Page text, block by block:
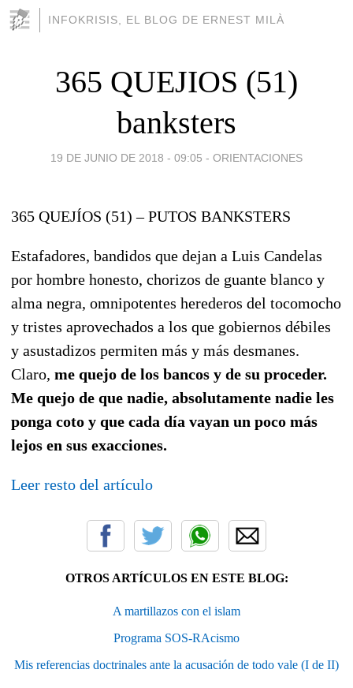
INFOKRISIS, EL BLOG DE ERNEST MILÀ
365 QUEJIOS (51)
banksters
19 DE JUNIO DE 2018 - 09:05 - ORIENTACIONES
365 QUEJÍOS (51) – PUTOS BANKSTERS
Estafadores, bandidos que dejan a Luis Candelas
por hombre honesto, chorizos de guante blanco y
alma negra, omnipotentes herederos del tocomocho
y tristes aprovechados a los que gobiernos débiles
y asustadizos permiten más y más desmanes.
Claro, me quejo de los bancos y de su proceder.
Me quejo de que nadie, absolutamente nadie les
ponga coto y que cada día vayan un poco más
lejos en sus exacciones.
Leer resto del artículo
OTROS ARTÍCULOS EN ESTE BLOG:
A martillazos con el islam
Programa SOS-RAcismo
Mis referencias doctrinales ante la acusación de todo vale (I de II)